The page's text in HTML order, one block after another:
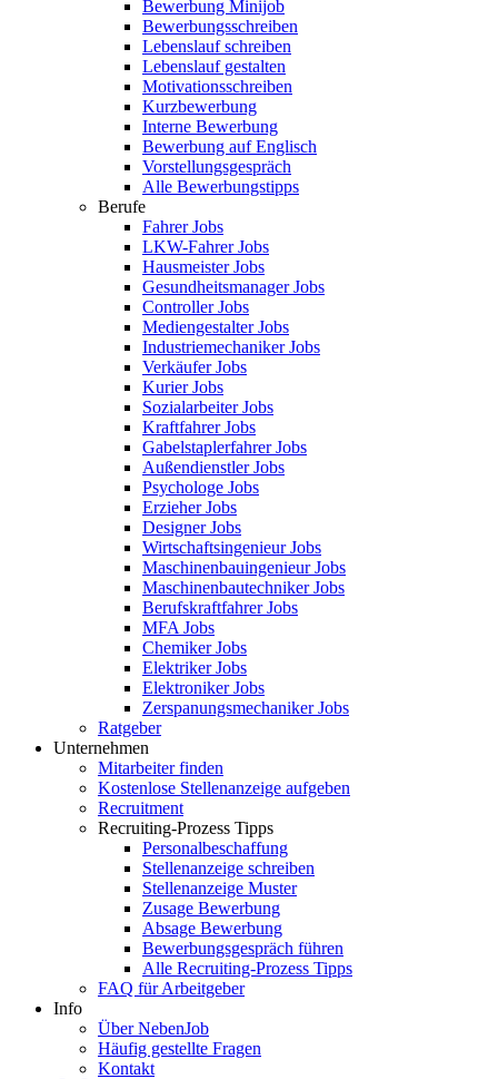
Bewerbung Minijob
Bewerbungsschreiben
Lebenslauf schreiben
Lebenslauf gestalten
Motivationsschreiben
Kurzbewerbung
Interne Bewerbung
Bewerbung auf Englisch
Vorstellungsgespräch
Alle Bewerbungstipps
Berufe
Fahrer Jobs
LKW-Fahrer Jobs
Hausmeister Jobs
Gesundheitsmanager Jobs
Controller Jobs
Mediengestalter Jobs
Industriemechaniker Jobs
Verkäufer Jobs
Kurier Jobs
Sozialarbeiter Jobs
Kraftfahrer Jobs
Gabelstaplerfahrer Jobs
Außendienstler Jobs
Psychologe Jobs
Erzieher Jobs
Designer Jobs
Wirtschaftsingenieur Jobs
Maschinenbauingenieur Jobs
Maschinenbautechniker Jobs
Berufskraftfahrer Jobs
MFA Jobs
Chemiker Jobs
Elektriker Jobs
Elektroniker Jobs
Zerspanungsmechaniker Jobs
Ratgeber
Unternehmen
Mitarbeiter finden
Kostenlose Stellenanzeige aufgeben
Recruitment
Recruiting-Prozess Tipps
Personalbeschaffung
Stellenanzeige schreiben
Stellenanzeige Muster
Zusage Bewerbung
Absage Bewerbung
Bewerbungsgespräch führen
Alle Recruiting-Prozess Tipps
FAQ für Arbeitgeber
Info
Über NebenJob
Häufig gestellte Fragen
Kontakt